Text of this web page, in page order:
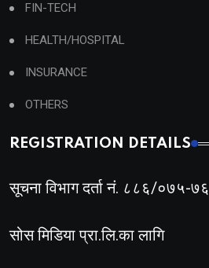
FIN-TECH
HEALTH/HOSPITAL
INSURANCE
OTHERS
REGISTRATION DETAILS
सूचना विभाग दर्ता नं. ८८६/०७५-७६
सोस मिडिया प्रा.लि.का लागि